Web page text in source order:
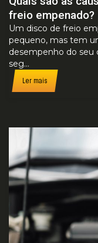
freio empenado?
Um disco de freio
pequeno, mas tem
desempenho do seu
seg...
Ler mais